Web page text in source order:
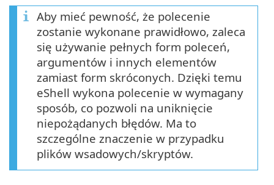
Aby mieć pewność, że polecenie
zostanie wykonane prawidłowo, zaleca
się używanie pełnych form poleceń,
argumentów i innych elementów
zamiast form skróconych. Dzięki temu
eShell wykona polecenie w wymagany
sposób, co pozwoli na uniknięcie
niepożądanych błędów. Ma to
szczególne znaczenie w przypadku
plików wsadowych/skryptów.